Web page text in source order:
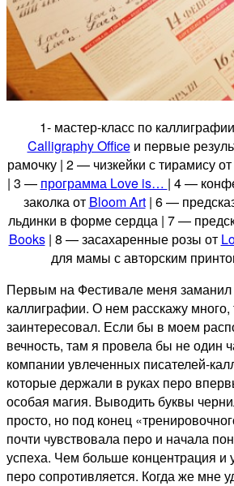
1- мастер-класс по
Calligraphy Officeи первые
рамочку | 2 — чизкейки с тирамису от
| 3 — программа Love is… | 4 —
заколка от Bloom Art| 6 —
льдинки в форме сердца | 7 —
Books| 8 — засахаренные розы от
для мамы с авторским
Первым на Фестивале меня заманил
каллиграфии. О нем расскажу много,
заинтересовал. Если бы в моем
вечность, там я провела бы не один
компании увлеченных писателей-
которые держали в руках перо
особая магия. Выводить буквы
просто, но под конец
почти чувствовала перо и начала
успеха. Чем больше концентрация и
перо сопротивляется. Когда же мне